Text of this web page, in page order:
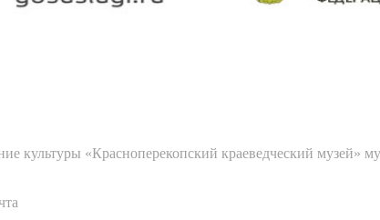
«Красноперекопский краеведческий музей»